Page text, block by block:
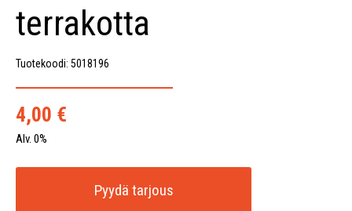
terrakotta
Tuotekoodi: 5018196
4,00 €
Alv. 0%
Pyydä tarjous